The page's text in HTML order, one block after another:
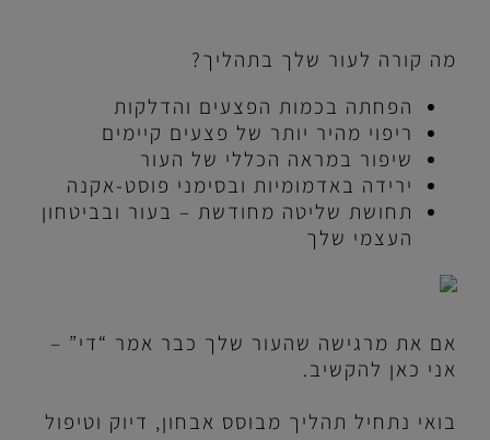
מה קורה לעור שלך בתהליך?
הפחתה בכמות הפצעים והדלקות
ריפוי מהיר יותר של פצעים קיימים
שיפור במראה הכללי של העור
ירידה באדמומיות ובסימני פוסט-אקנה
תחושת שליטה מחודשת – בעור ובביטחון
העצמי שלך
אם את מרגישה שהעור שלך כבר אמר “די” –
אני כאן להקשיב.
בואי נתחיל תהליך מבוסס אבחון, דיוק וטיפול